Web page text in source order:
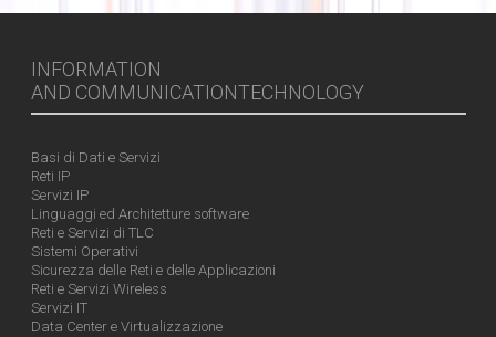
INFORMATION
AND COMMUNICATIONTECHNOLOGY
Basi di Dati e Servizi
Reti IP
Servizi IP
Linguaggi ed Architetture software
Reti e Servizi di TLC
Sistemi Operativi
Sicurezza delle Reti e delle Applicazioni
Reti e Servizi Wireless
Servizi IT
Data Center e Virtualizzazione